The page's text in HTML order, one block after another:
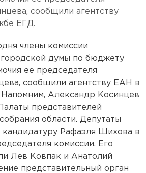
сообщили агентству
ЕГД.
члены комиссии
городской думы по бюджету
ее председателя
сообщили агентству ЕАН в
Александр Косинцев
представителей
области. Депутаты
кандидатуру Рафаэля Шихова в
комиссии. Его
Лев Ковпак и Анатолий
представительный орган